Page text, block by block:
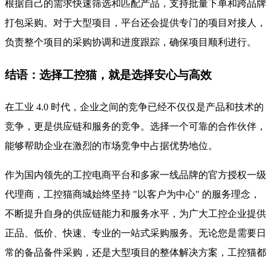
根据自己的需求快速筛选和匹配产品，支持批量下单和跨品牌
打包采购。对于大型项目，平台还会提供专门的项目对接人，
负责整个项目的采购协调和进度跟踪，确保项目顺利进行。
结语：选择工控猫，就是选择安心与高效
在工业 4.0 时代，企业之间的竞争已经不仅仅是产品和技术的
竞争，更是供应链和服务的竞争。选择一个可靠的合作伙伴，
能够帮助企业在激烈的市场竞争中占据优势地位。
作为国内领先的工控电商平台和多家一线品牌的官方授权一级
代理商，工控猫商城始终坚持 "以客户为中心" 的服务理念，
不断提升自身的供应链能力和服务水平，为广大工控企业提供
正品、低价、快速、专业的一站式采购服务。无论您是需要日
常的备品备件采购，还是大型项目的整体解决方案，工控猫都